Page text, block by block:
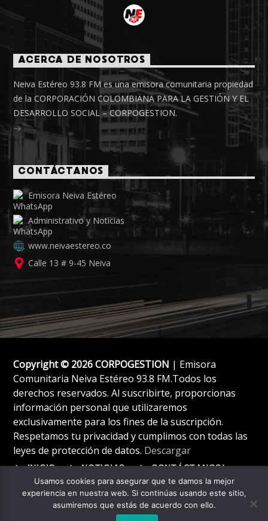
ACERCA DE NOSOTROS
Neiva Estéreo 93.8 FM es una emisora comunitaria propiedad
de la CORPORACIÓN COLOMBIANA PARA LA GESTIÓN Y EL
DESARROLLO SOCIAL – CORPOGESTION.
CONTÁCTANOS
Emisora Neiva Estéreo
Administrativo y Noticias
www.neivaestereo.co
Calle 13 # 9-45 Neiva
Copyright © 2026 CORPOGESTION | Emisora
Comunitaria Neiva Estéreo 93.8 FM.Todos los
derechos reservados. Al suscribirte, proporcionas
información personal que utilizaremos
exclusivamente para los fines de la suscripción.
Respetamos tu privacidad y cumplimos con todas las
leyes de protección de datos. Descargar
INICIO NOTICIAS CONTÁCTANOS!
Usamos cookies para asegurar que te damos la mejor
experiencia en nuestra web. Si continúas usando este sitio,
asumiremos que estás de acuerdo con ello.